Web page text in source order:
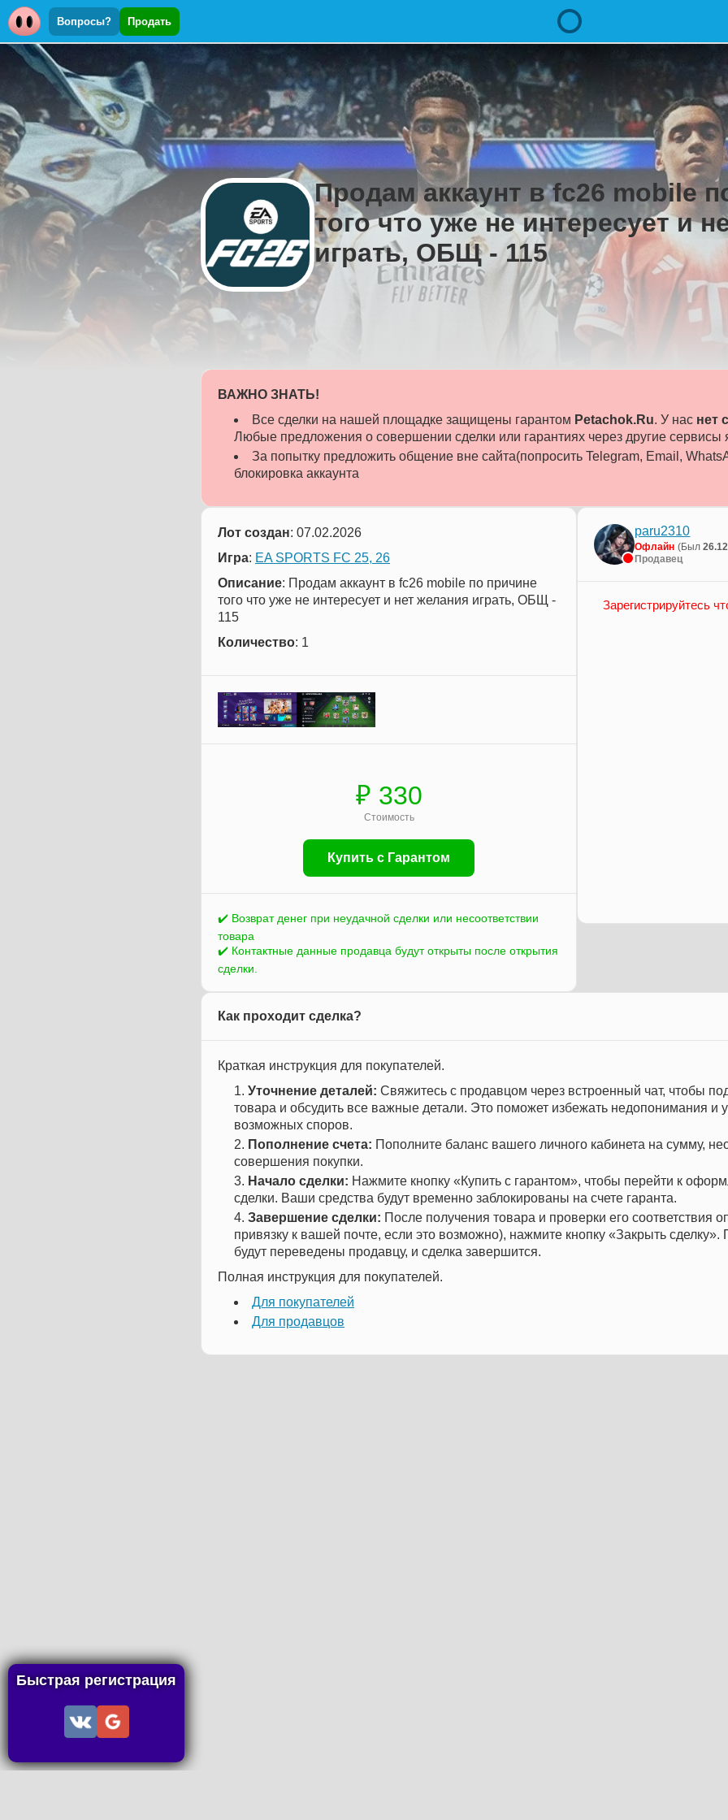
Вопросы? Продать
Продам аккаунт в fc26 mobile
того что уже не интересует и
играть, ОБЩ - 115
ВАЖНО ЗНАТЬ!
Все сделки на нашей площадке защищены гарантом Petachok.Ru. У нас нет
Любые предложения о совершении сделки или гарантиях через другие
За попытку предложить общение вне сайта(попросить Telegram, Email,
блокировка аккаунта
Лот создан: 07.02.2026
Игра: EA SPORTS FC 25, 26
Описание: Продам аккаунт в fc26 mobile по причине
того что уже не интересует и нет желания играть, ОБЩ -
115
Количество: 1
₽ 330
Стоимость
Купить с Гарантом
✔️ Возврат денег при неудачной сделки или несоответствии
товара
✔️ Контактные данные продавца будут открыты после открытия
сделки.
paru2310
Офлайн (Был
Продавец
Зарегистрируйтесь
Как проходит сделка?
Краткая инструкция для покупателей.
Уточнение деталей: Свяжитесь с продавцом через встроенный чат, чтобы
товара и обсудить все важные детали. Это поможет избежать недопонимания и
возможных споров.
Пополнение счета: Пополните баланс вашего личного кабинета на сумму,
совершения покупки.
Начало сделки: Нажмите кнопку «Купить с гарантом», чтобы перейти к
сделки. Ваши средства будут временно заблокированы на счете гаранта.
Завершение сделки: После получения товара и проверки его соответствия
привязку к вашей почте, если это возможно), нажмите кнопку «Закрыть сделку».
будут переведены продавцу, и сделка завершится.
Полная инструкция для покупателей.
Для покупателей
Для продавцов
Быстрая регистрация